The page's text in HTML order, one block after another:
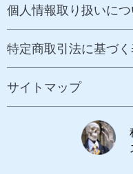
個人情報取り扱いに
特定商取引法に基づ
サイトマップ